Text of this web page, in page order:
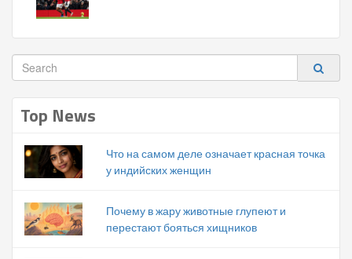
Top News
Что на самом деле означает красная точка
у индийских женщин
Почему в жару животные глупеют и
перестают бояться хищников